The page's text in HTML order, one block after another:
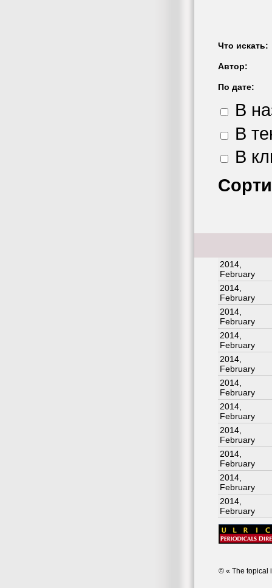
Что искать:
Автор:
По дате:
В
В
В
2014,
February
2014,
February
2014,
February
2014,
February
2014,
February
2014,
February
2014,
February
2014,
February
2014,
February
2014,
February
2014,
February
© « The topical